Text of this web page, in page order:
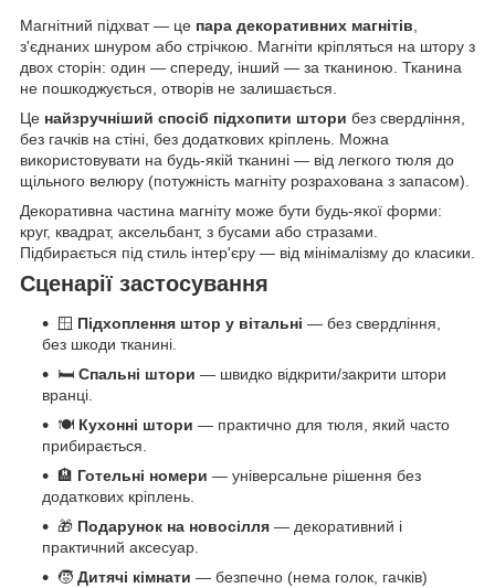
Магнітний підхват — це пара декоративних магнітів,
з'єднаних шнуром або стрічкою. Магніти кріпляться на штору з
двох сторін: один — спереду, інший — за тканиною. Тканина
не пошкоджується, отворів не залишається.
Це найзручніший спосіб підхопити штори без свердління,
без гачків на стіні, без додаткових кріплень. Можна
використовувати на будь-якій тканині — від легкого тюля до
щільного велюру (потужність магніту розрахована з запасом).
Декоративна частина магніту може бути будь-якої форми:
круг, квадрат, аксельбант, з бусами або стразами.
Підбирається під стиль інтер'єру — від мінімалізму до класики.
Сценарії застосування
🪟 Підхоплення штор у вітальні — без свердління,
без шкоди тканині.
🛏️ Спальні штори — швидко відкрити/закрити штори
вранці.
🍽️ Кухонні штори — практично для тюля, який часто
прибирається.
🏨 Готельні номери — універсальне рішення без
додаткових кріплень.
🎁 Подарунок на новосілля — декоративний і
практичний аксесуар.
🧒 Дитячі кімнати — безпечно (нема голок, гачків)